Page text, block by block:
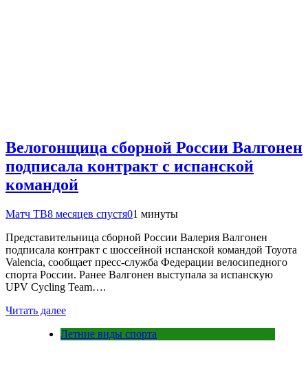
Велогонщица сборной России Валгонен
подписала контракт с испанской
командой
Матч ТВ8 месяцев спустя01 минуты
Представительница сборной России Валерия Валгонен
подписала контракт с шоссейной испанской командой Тоуота
Valencia, сообщает пресс‑служба Федерации велосипедного
спорта России. Ранее Валгонен выступала за испанскую
UPV Сусling Team….
Читать далее
Летние виды спорта